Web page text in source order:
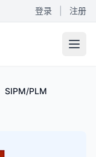
登录 注册
SIPM/PLM